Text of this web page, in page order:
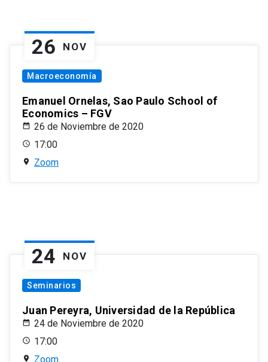
26 NOV
Macroeconomía
Emanuel Ornelas, Sao Paulo School of
Economics – FGV
26 de Noviembre de 2020
17:00
Zoom
24 NOV
Seminarios
Juan Pereyra, Universidad de la República
24 de Noviembre de 2020
17:00
Zoom